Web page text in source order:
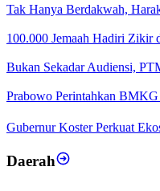
Tak Hanya Berdakwah,
100.000 Jemaah Hadiri Zikir
Bukan Sekadar Audiensi,
Prabowo Perintahkan
Gubernur Koster Perkuat
Daerah